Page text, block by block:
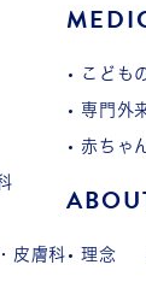
皮膚科
こども
専門外
赤ちゃ
理念